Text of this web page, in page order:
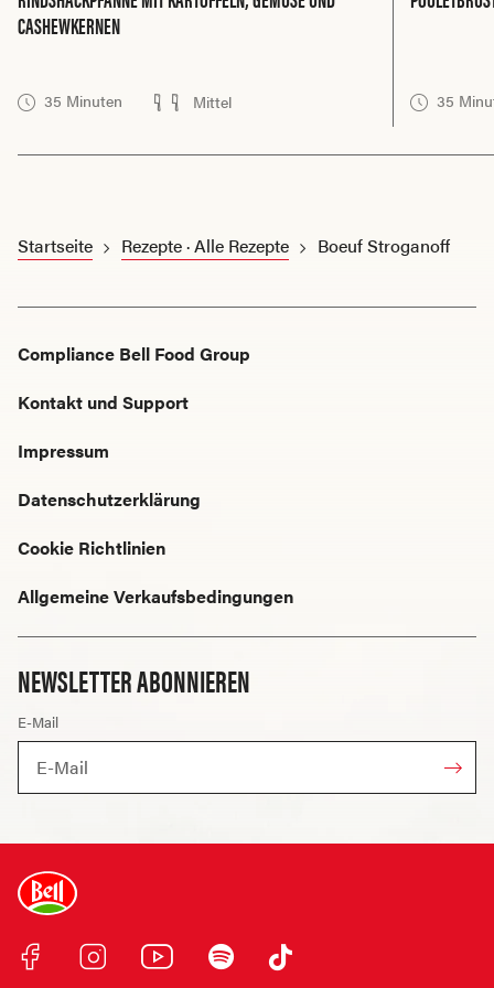
CASHEWKERNEN
35 Minuten Mittel 35
Startseite Rezepte · Alle Rezepte Boeuf Stroganoff
NEWSLETTER ABONNIEREN
E-Mail
Compliance Bell Food Group
Kontakt und Support
Impressum
Datenschutzerklärung
Cookie Richtlinien
Allgemeine Verkaufsbedingungen